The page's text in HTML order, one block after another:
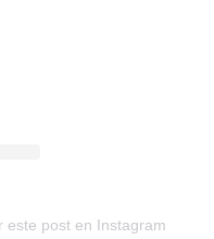
este post en Instagram